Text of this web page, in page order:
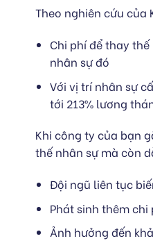
Theo nghiên cứu của
Chi phí để thay
nhân sự đó
Với vị trí nhân sự
tới 213% lương
Khi công ty của bạn
thế nhân sự mà còn
Đội ngũ liên tục
Phát sinh thêm
Ảnh hưởng đến